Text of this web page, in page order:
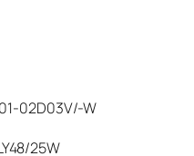
02D03V/-W
25W